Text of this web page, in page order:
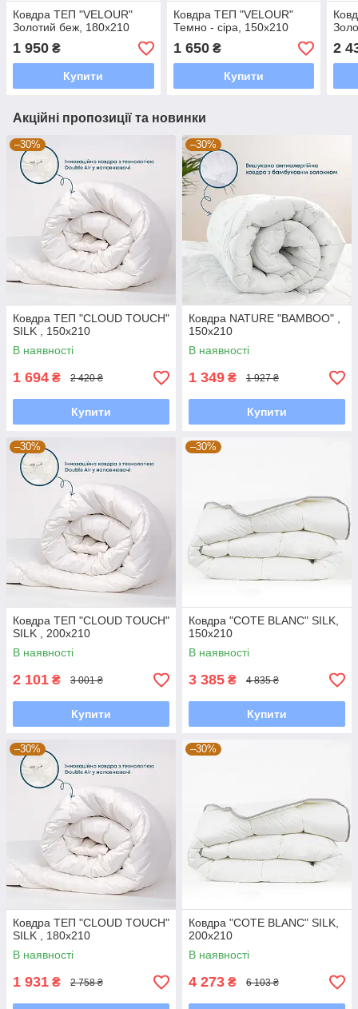
Ковдра ТЕП "VELOUR"
Золотий беж, 180x210
1 950 ₴
Купити
Ковдра ТЕП "VELOUR"
Темно - сіра, 150x210
1 650₴
Купити
2
Акційні пропозиції та новинки
–30%
Ковдра ТЕП "CLOUD TOUCH"
SILK , 150x210
В наявності
1 694 ₴ 2 420 ₴
Купити
–30%
Ковдра NATURE "BAMBOO" ,
150x210
В наявності
1 349 ₴ 1 927 ₴
Купити
–30%
Ковдра ТЕП "CLOUD TOUCH"
SILK , 200x210
В наявності
2 101 ₴ 3 001 ₴
Купити
–30%
Ковдра "COTE BLANC" SILK,
150x210
В наявності
3 385 ₴ 4 835 ₴
Купити
–30%
Ковдра ТЕП "CLOUD TOUCH"
SILK , 180x210
В наявності
1 931 ₴ 2 758 ₴
–30%
Ковдра "COTE BLANC" SILK,
200x210
В наявності
4 273 ₴ 6 103 ₴